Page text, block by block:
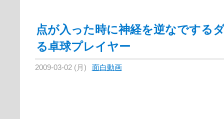
点が入った時に神経を逆なでする
る卓球プレイヤー
2009-03-02 (月) 面白動画